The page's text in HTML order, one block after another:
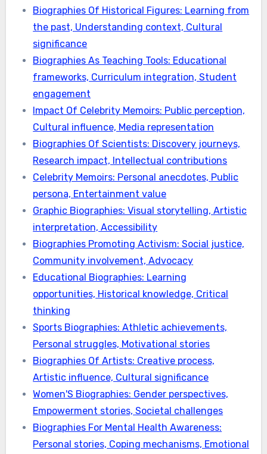
Biographies Of Historical Figures: Learning from
the past, Understanding context, Cultural
significance
Biographies As Teaching Tools: Educational
frameworks, Curriculum integration, Student
engagement
Impact Of Celebrity Memoirs: Public perception,
Cultural influence, Media representation
Biographies Of Scientists: Discovery journeys,
Research impact, Intellectual contributions
Celebrity Memoirs: Personal anecdotes, Public
persona, Entertainment value
Graphic Biographies: Visual storytelling, Artistic
interpretation, Accessibility
Biographies Promoting Activism: Social justice,
Community involvement, Advocacy
Educational Biographies: Learning
opportunities, Historical knowledge, Critical
thinking
Sports Biographies: Athletic achievements,
Personal struggles, Motivational stories
Biographies Of Artists: Creative process,
Artistic influence, Cultural significance
Women'S Biographies: Gender perspectives,
Empowerment stories, Societal challenges
Biographies For Mental Health Awareness:
Personal stories, Coping mechanisms, Emotional